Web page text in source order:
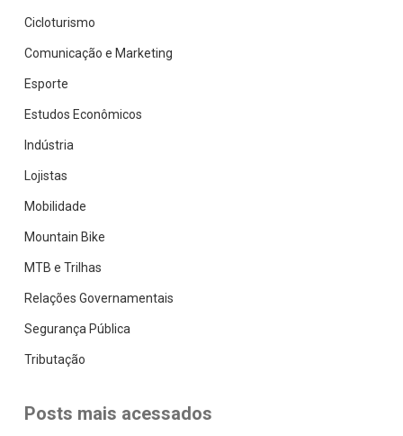
Cicloturismo
Comunicação e Marketing
Esporte
Estudos Econômicos
Indústria
Lojistas
Mobilidade
Mountain Bike
MTB e Trilhas
Relações Governamentais
Segurança Pública
Tributação
Posts mais acessados